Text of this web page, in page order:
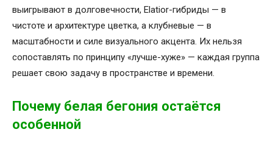
выигрывают в долговечности, Elatior-гибриды — в
чистоте и архитектуре цветка, а клубневые — в
масштабности и силе визуального акцента. Их нельзя
сопоставлять по принципу «лучше-хуже» — каждая группа
решает свою задачу в пространстве и времени.
Почему белая бегония остаётся
особенной